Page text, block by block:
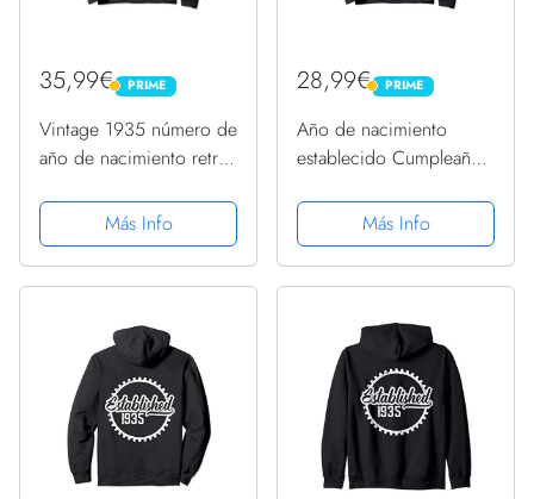
35,99€ PRIME
PRIME
Vintage 1935 número de
año de nacimiento retro
1935 Sudadera
Más Info
28,99€ PRIME
PRIME
Año de nacimiento
establecido Cumpleaños
Más Info